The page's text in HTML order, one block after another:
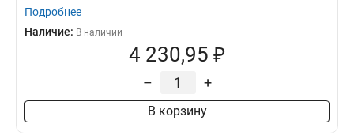
Подробнее
Наличие: В наличии
4 230,95 ₽
– +
В корзину